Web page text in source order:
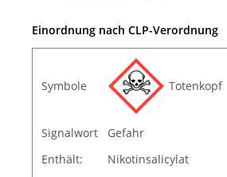
Einordnung nach CLP-Verordnung
Symbole Totenkopf
Signalwort
Gefahr
Enthält:
Nikotinsalicylat